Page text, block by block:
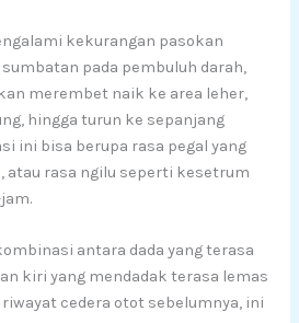
kekurangan pasokan
pada pembuluh darah,
merembet naik ke area leher,
hingga turun ke sepanjang
ini bisa berupa rasa pegal yang
atau rasa ngilu seperti kesetrum
antara dada yang terasa
kiri yang mendadak terasa lemas
cedera otot sebelumnya, ini